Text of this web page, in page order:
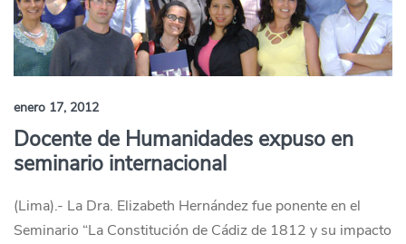
enero 17, 2012
Docente de Humanidades expuso en
seminario internacional
(Lima).- La Dra. Elizabeth Hernández fue ponente en el
Seminario “La Constitución de Cádiz de 1812 y su impacto